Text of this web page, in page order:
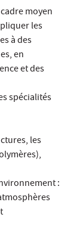
moyen
les
à des
en
et des
spécialités
les
: